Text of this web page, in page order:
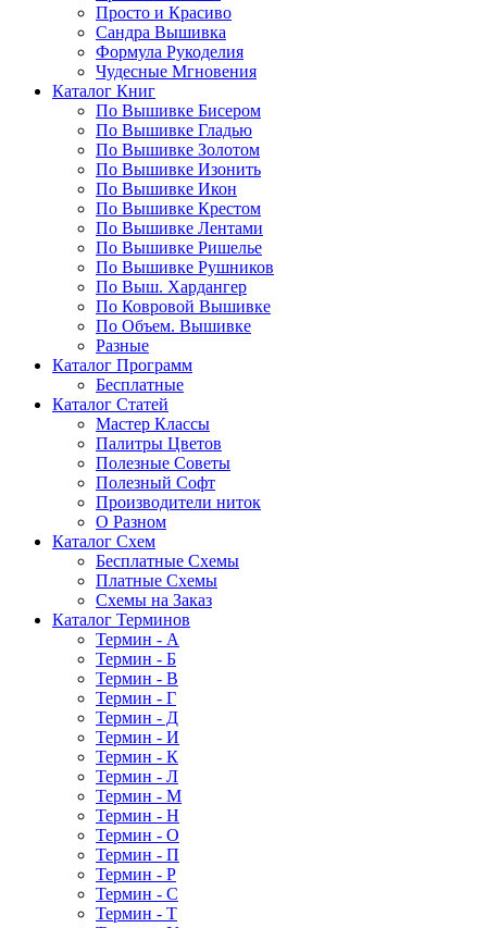
Просто и Красиво
Сандра Вышивка
Формула Рукоделия
Чудесные Мгновения
Каталог Книг
По Вышивке Бисером
По Вышивке Гладью
По Вышивке Золотом
По Вышивке Изонить
По Вышивке Икон
По Вышивке Крестом
По Вышивке Лентами
По Вышивке Ришелье
По Вышивке Рушников
По Выш. Хардангер
По Ковровой Вышивке
По Объем. Вышивке
Разные
Каталог Программ
Бесплатные
Каталог Статей
Мастер Классы
Палитры Цветов
Полезные Советы
Полезный Софт
Производители ниток
О Разном
Каталог Схем
Бесплатные Схемы
Платные Схемы
Схемы на Заказ
Каталог Терминов
Термин - А
Термин - Б
Термин - В
Термин - Г
Термин - Д
Термин - И
Термин - К
Термин - Л
Термин - М
Термин - Н
Термин - О
Термин - П
Термин - Р
Термин - С
Термин - Т